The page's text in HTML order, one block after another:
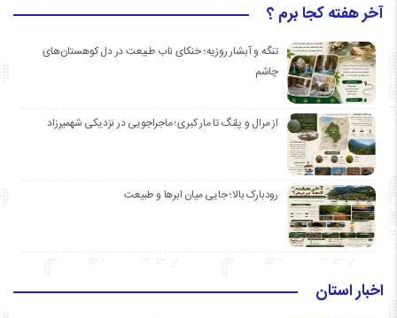
آخر هفته کجا برم ؟
تنگه و آبشار روزیه؛ خنکای ناب طبیعت در دل کوهستان‌های
چاشم
از مرال و پلنگ تا مار کبری؛ ماجراجویی در نزدیکی شهمیرزاد
رودبارک بالا؛ جایی میان ابرها و طبیعت
اخبار استان